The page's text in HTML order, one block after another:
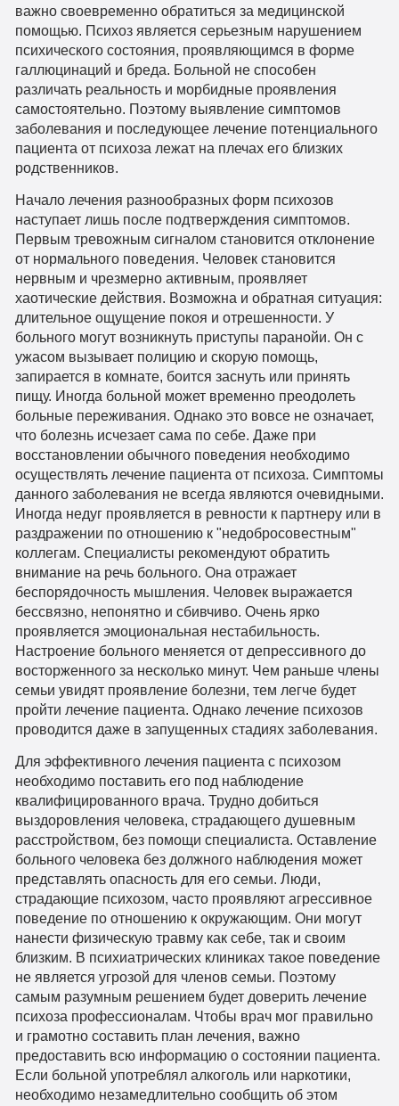
важно своевременно обратиться за медицинской
помощью. Психоз является серьезным нарушением
психического состояния, проявляющимся в форме
галлюцинаций и бреда. Больной не способен
различать реальность и морбидные проявления
самостоятельно. Поэтому выявление симптомов
заболевания и последующее лечение потенциального
пациента от психоза лежат на плечах его близких
родственников.
Начало лечения разнообразных форм психозов
наступает лишь после подтверждения симптомов.
Первым тревожным сигналом становится отклонение
от нормального поведения. Человек становится
нервным и чрезмерно активным, проявляет
хаотические действия. Возможна и обратная ситуация:
длительное ощущение покоя и отрешенности. У
больного могут возникнуть приступы паранойи. Он с
ужасом вызывает полицию и скорую помощь,
запирается в комнате, боится заснуть или принять
пищу. Иногда больной может временно преодолеть
больные переживания. Однако это вовсе не означает,
что болезнь исчезает сама по себе. Даже при
восстановлении обычного поведения необходимо
осуществлять лечение пациента от психоза. Симптомы
данного заболевания не всегда являются очевидными.
Иногда недуг проявляется в ревности к партнеру или в
раздражении по отношению к "недобросовестным"
коллегам. Специалисты рекомендуют обратить
внимание на речь больного. Она отражает
беспорядочность мышления. Человек выражается
бессвязно, непонятно и сбивчиво. Очень ярко
проявляется эмоциональная нестабильность.
Настроение больного меняется от депрессивного до
восторженного за несколько минут. Чем раньше члены
семьи увидят проявление болезни, тем легче будет
пройти лечение пациента. Однако лечение психозов
проводится даже в запущенных стадиях заболевания.
Для эффективного лечения пациента с психозом
необходимо поставить его под наблюдение
квалифицированного врача. Трудно добиться
выздоровления человека, страдающего душевным
расстройством, без помощи специалиста. Оставление
больного человека без должного наблюдения может
представлять опасность для его семьи. Люди,
страдающие психозом, часто проявляют агрессивное
поведение по отношению к окружающим. Они могут
нанести физическую травму как себе, так и своим
близким. В психиатрических клиниках такое поведение
не является угрозой для членов семьи. Поэтому
самым разумным решением будет доверить лечение
психоза профессионалам. Чтобы врач мог правильно
и грамотно составить план лечения, важно
предоставить всю информацию о состоянии пациента.
Если больной употреблял алкоголь или наркотики,
необходимо незамедлительно сообщить об этом